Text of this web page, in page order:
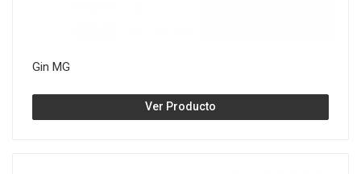
Gin MG
Ver Producto